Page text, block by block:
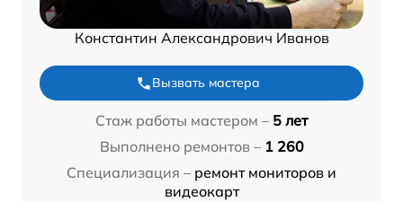
Константин Александрович Иванов
Вызвать мастера
Стаж работы мастером – 5 лет
Выполнено ремонтов – 1 260
Специализация – ремонт мониторов и
видеокарт